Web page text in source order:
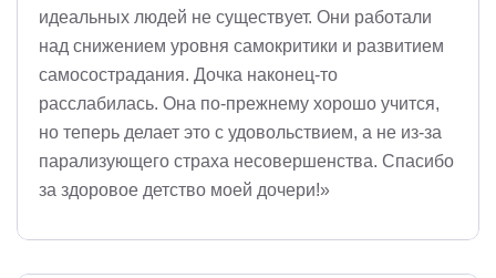
идеальных людей не существует. Они работали
над снижением уровня самокритики и развитием
самосострадания. Дочка наконец-то
расслабилась. Она по-прежнему хорошо учится,
но теперь делает это с удовольствием, а не из-за
парализующего страха несовершенства. Спасибо
за здоровое детство моей дочери!»